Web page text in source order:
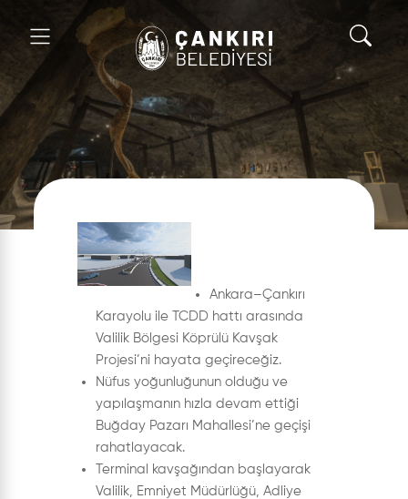
Ankara–Çankırı
Karayolu ile TCDD hattı arasında
Valilik Bölgesi Köprülü Kavşak
Projesi’ni hayata geçireceğiz.
Nüfus yoğunluğunun olduğu ve
yapılaşmanın hızla devam ettiği
Buğday Pazarı Mahallesi’ne geçişi
rahatlayacak.
Terminal kavşağından başlayarak
Valilik, Emniyet Müdürlüğü, Adliye